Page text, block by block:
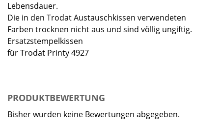
Lebensdauer.
Die in den Trodat Austauschkissen verwendeten
Farben trocknen nicht aus und sind völlig ungiftig.
Ersatzstempelkissen
für Trodat Printy 4927
PRODUKTBEWERTUNG
Bisher wurden keine Bewertungen abgegeben.